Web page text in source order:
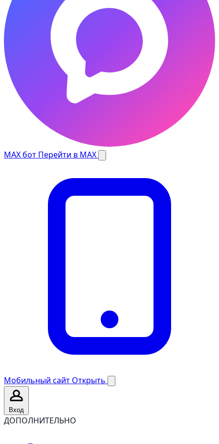
MAX бот Перейти в MAX
Мобильный сайт Открыть
Вход
ДОПОЛНИТЕЛЬНО